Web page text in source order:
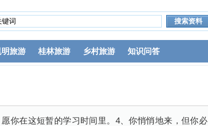
明旅游 桂林旅游 乡村旅游 知识问答
你在这短暂的学习时间里。4、你悄悄地来，但你必